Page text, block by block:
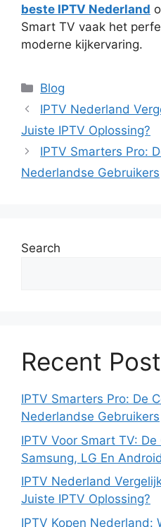
beste IPTV Nederland
Smart TV vaak het
moderne kijkervaring.
Categories
Blog
IPTV Nederland
Juiste IPTV Oplossing?
IPTV Smarters Pro:
Nederlandse Gebruikers
Search
Recent
IPTV Smarters Pro: De
Nederlandse Gebruikers
IPTV Voor Smart TV:
Samsung, LG En
IPTV Nederland
Juiste IPTV Oplossing?
IPTV Kopen Nederland: